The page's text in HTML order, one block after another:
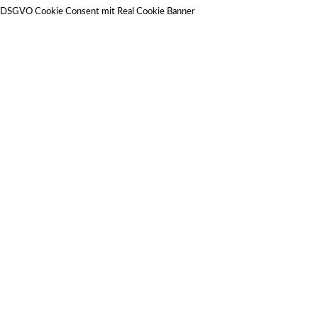
DSGVO Cookie Consent mit Real Cookie Banner